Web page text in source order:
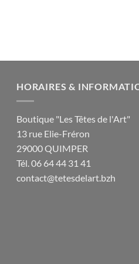
HORAIRES &
Boutique "Les Têtes de l'Art"
13 rue Elie-Fréron
29000 QUIMPER
Tél. 06 64 44 31 41
contact@tetesdelart.bzh